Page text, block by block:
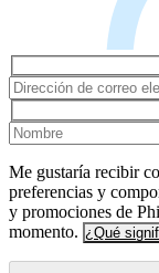
Me gustaría recibir
preferencias y
y promociones de
momento. ¿Qué